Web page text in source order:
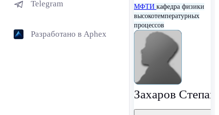
Telegram
Разработано в Aphex
МФТИ кафедра физики
высокотемпературных
процессов
Захаров